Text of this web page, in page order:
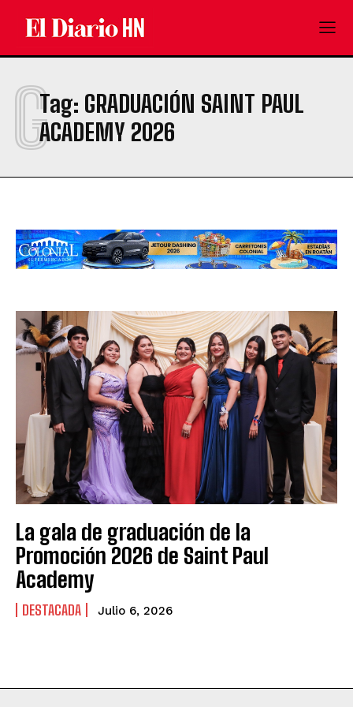
Tag: GRADUACIÓN SAINT PAUL
ACADEMY 2026
G
La gala de graduación de la
Promoción 2026 de Saint Paul
Academy
DESTACADA Julio 6, 2026